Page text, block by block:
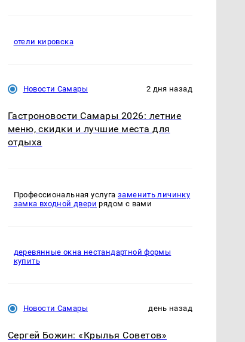
отели кировска
Новости Самары 2 дня назад
Гастроновости Самары 2026: летние
меню, скидки и лучшие места для
отдыха
Профессиональная услуга заменить личинку
замка входной двери рядом с вами
деревянные окна нестандартной формы
купить
Новости Самары день назад
Сергей Божин: «Крылья Советов»